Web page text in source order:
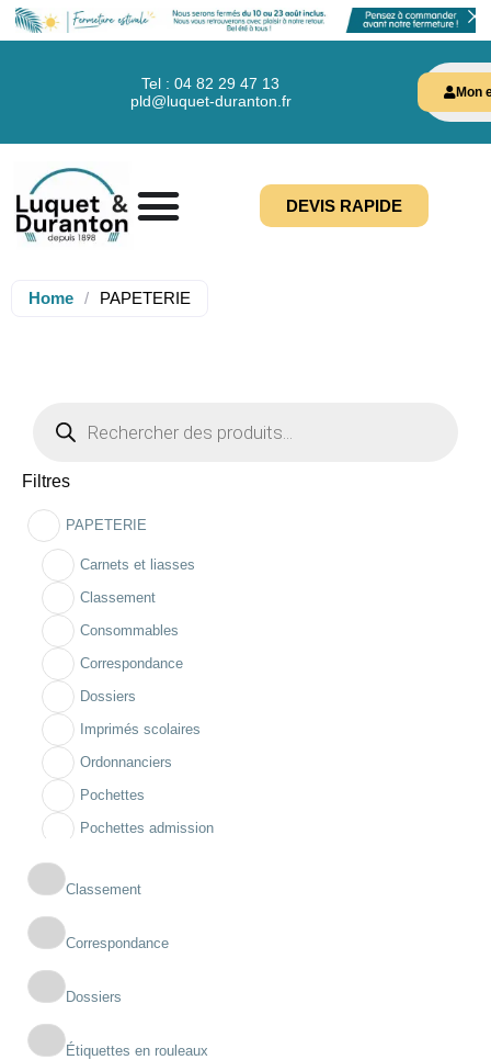
Tel : 04 82 29 47 13
pld@luquet-duranton.fr
Mon
DEVIS RAPIDE
Home / PAPETERIE
Filtres
PAPETERIE
Carnets et liasses
Classement
Consommables
Correspondance
Dossiers
Imprimés scolaires
Ordonnanciers
Pochettes
Pochettes admission
Classement
Correspondance
Dossiers
Étiquettes en rouleaux